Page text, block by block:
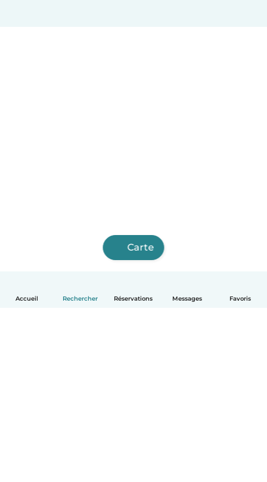
Accueil Rechercher Réservations Messages Favoris
Carte